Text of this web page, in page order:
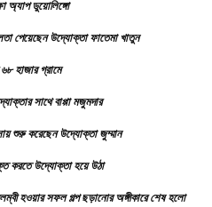
অ্যাপ ডুয়োলিঙ্গো
পেয়েছেন উদ্যোক্তা ফাতেমা খাতুন
হাজার গ্রামে
সাথে বাপ্পা মজুমদার
শুরু করেছেন উদ্যোক্তা জুম্মান
করতে উদ্যোক্তা হয়ে উঠা
হওয়ার সফল গল্প ছড়ানোর অঙ্গীকারে শেষ হলো